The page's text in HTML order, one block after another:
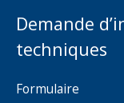
Demande
techniques
Formulaire